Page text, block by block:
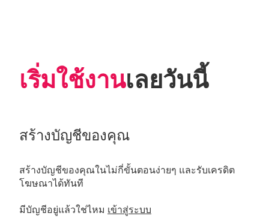
เริ่มใช้งานเลยวันนี้
สร้างบัญชีของคุณ
สร้างบัญชีของคุณในไม่กี่ขั้นตอนง่ายๆ และรับเครดิต
โฆษณาได้ทันที
มีบัญชีอยู่แล้วใช่ไหม เข้าสู่ระบบ